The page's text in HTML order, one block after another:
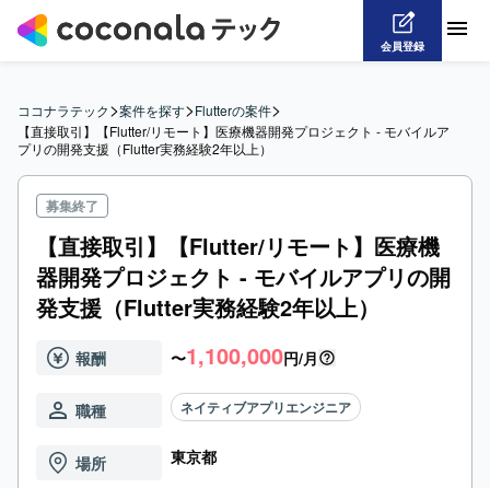
会員登録
ココナラテック>案件を探す>Flutterの案件>
【直接取引】【Flutter/リモート】医療機器開発プロジェクト - モバイルア
プリの開発支援（Flutter実務経験2年以上）
募集終了
【直接取引】【Flutter/リモート】医療機
器開発プロジェクト - モバイルアプリの開
発支援（Flutter実務経験2年以上）
報酬 〜1,100,000円/月
職種 ネイティブアプリエンジニア
場所 東京都